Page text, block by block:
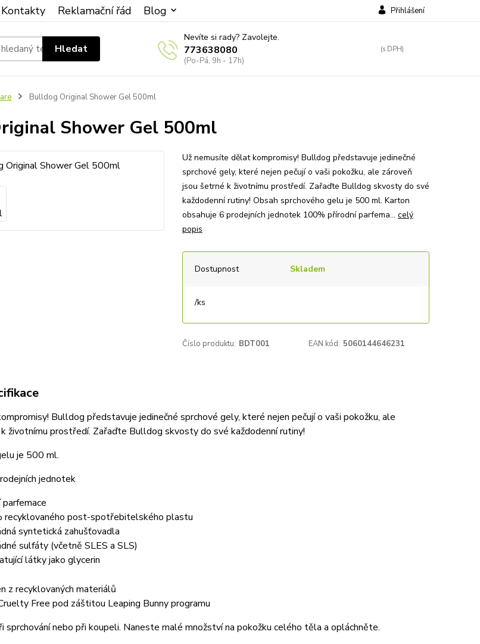
Kontakty Reklamační řád Blog Přihlášení
Hledat
Nevíte si rady? Zavolejte.
773638080
(Po-Pá, 9h - 17h)
Bulldog Original Shower Gel 500ml
Shower Gel 500ml
Už nemusíte dělat kompromisy! Bulldog představuje jedinečné
sprchové gely, které nejen pečují o vaši pokožku, ale zároveň
jsou šetrné k životnímu prostředí. Zařaďte Bulldog skvosty do své
každodenní rutiny! Obsah sprchového gelu je 500 ml. Karton
obsahuje 6 prodejních jednotek 100% přírodní parfema... celý
popis
Dostupnost Skladem
/ks
Číslo produktu: BDT001 EAN kód: 5060144646231
Bulldog představuje jedinečné sprchové gely, které nejen pečují o vaši pokožku, ale
životnímu prostředí. Zařaďte Bulldog skvosty do své každodenní rutiny!
je 500 ml.
jednotek
recyklovaného post-spotřebitelského plastu
syntetická zahušťovadla
sulfáty (včetně SLES a SLS)
látky jako glycerin
z recyklovaných materiálů
Free pod záštitou Leaping Bunny programu
sprchování nebo při koupeli. Naneste malé množství na pokožku celého těla a opláchněte.